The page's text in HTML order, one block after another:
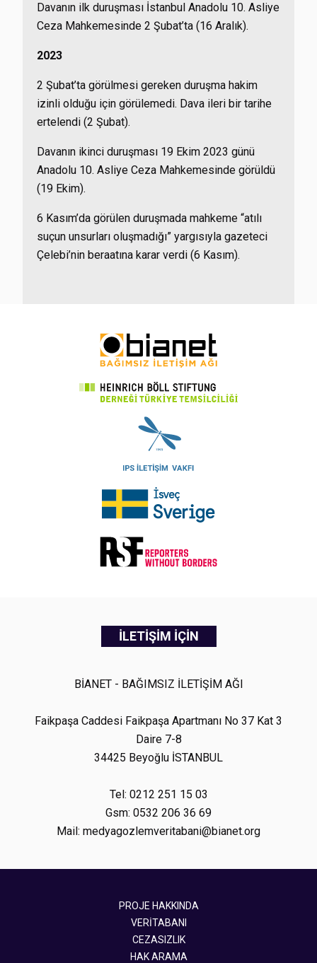
Davanın ilk duruşması İstanbul Anadolu 10. Asliye
Ceza Mahkemesinde 2 Şubat’ta (16 Aralık).
2023
2 Şubat’ta görülmesi gereken duruşma hakim
izinli olduğu için görülemedi. Dava ileri bir tarihe
ertelendi (2 Şubat).
Davanın ikinci duruşması 19 Ekim 2023 günü
Anadolu 10. Asliye Ceza Mahkemesinde görüldü
(19 Ekim).
6 Kasım’da görülen duruşmada mahkeme “atılı
suçun unsurları oluşmadığı” yargısıyla gazeteci
Çelebi’nin beraatına karar verdi (6 Kasım).
İLETİŞİM İÇİN
BİANET - BAĞIMSIZ İLETİŞİM AĞI
Faikpaşa Caddesi Faikpaşa Apartmanı No 37 Kat 3
Daire 7-8
34425 Beyoğlu İSTANBUL
Tel: 0212 251 15 03
Gsm: 0532 206 36 69
Mail: medyagozlemveritabani@bianet.org
PROJE HAKKINDA
VERİTABANI
CEZASIZLIK
HAK ARAMA